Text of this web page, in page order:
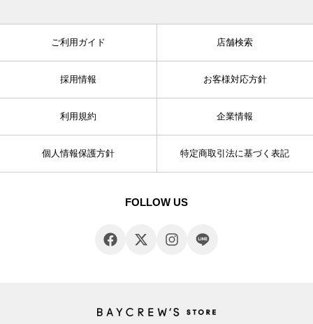
ご利用ガイド 店舗検索
採用情報 お客様対応方針
利用規約 企業情報
個人情報保護方針 特定商取引法に基づく表記
FOLLOW US